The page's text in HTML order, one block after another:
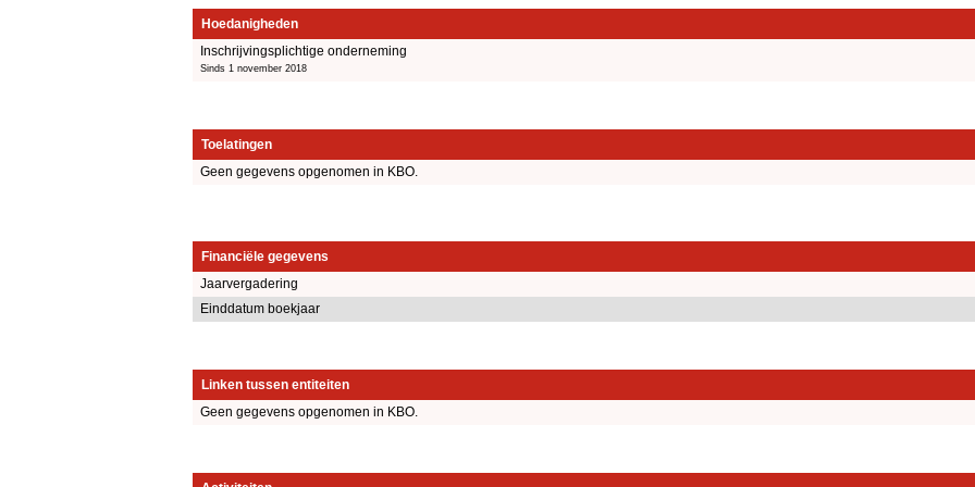
Hoedanigheden
Inschrijvingsplichtige onderneming
Sinds 1 november 2018
Toelatingen
Geen gegevens opgenomen in KBO.
Financiële gegevens
Jaarvergadering
Einddatum boekjaar
Linken tussen entiteiten
Geen gegevens opgenomen in KBO.